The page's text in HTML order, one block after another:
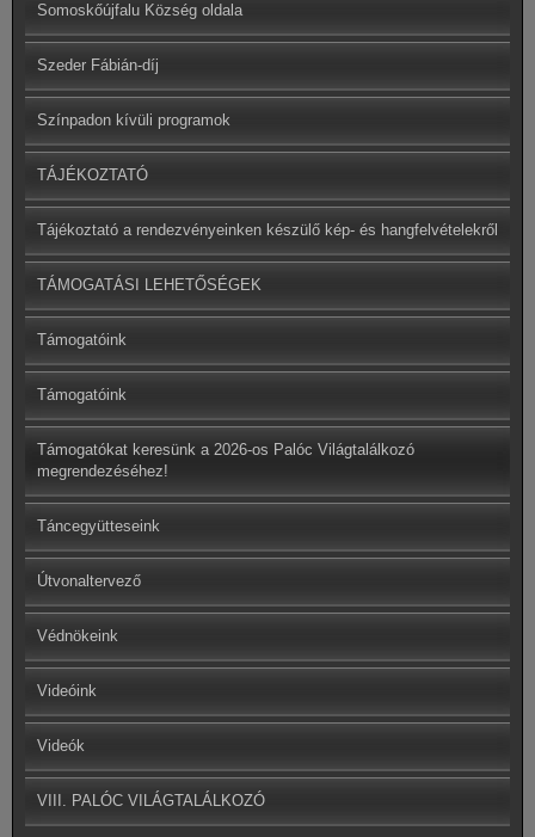
Somoskőújfalu Község oldala
Szeder Fábián-díj
Színpadon kívüli programok
TÁJÉKOZTATÓ
Tájékoztató a rendezvényeinken készülő kép- és hangfelvételekről
TÁMOGATÁSI LEHETŐSÉGEK
Támogatóink
Támogatóink
Támogatókat keresünk a 2026-os Palóc Világtalálkozó
megrendezéséhez!
Táncegyütteseink
Útvonaltervező
Védnökeink
Videóink
Videók
VIII. PALÓC VILÁGTALÁLKOZÓ